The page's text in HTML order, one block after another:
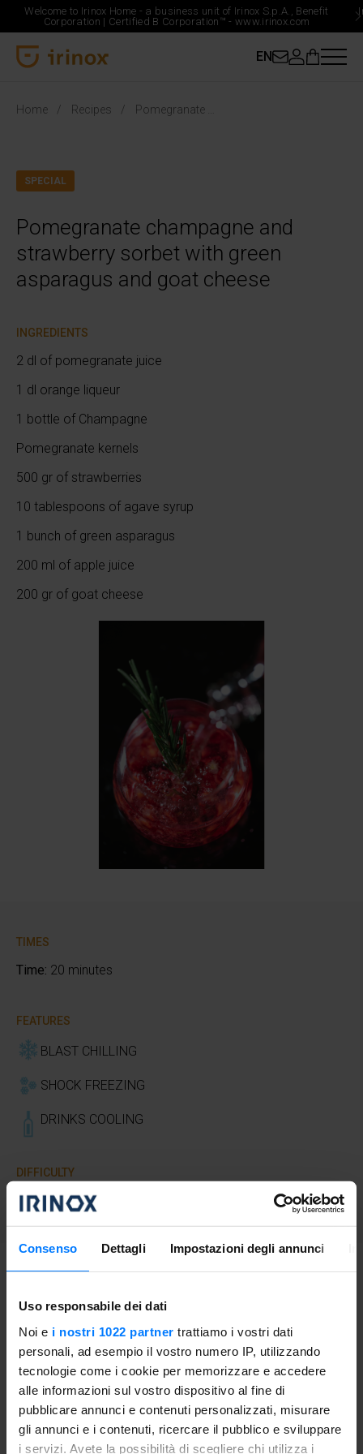
Consenso Dettagli Impostazioni degli annunci
Uso responsabile dei dati
Noi e i nostri 1022 partner trattiamo i vostri dati
personali, ad esempio il vostro numero IP, utilizzando
tecnologie come i cookie per memorizzare e accedere
alle informazioni sul vostro dispositivo al fine di
pubblicare annunci e contenuti personalizzati, misurare
gli annunci e i contenuti, ricercare il pubblico e sviluppare
i servizi. Avete la possibilità di scegliere chi utilizza i
Welcome to Irinox Home - a business unit of Irinox S.p.A., Benefit
Corporation | Certified B Corporation™ - www.irinox.com
EN
Home Recipes
SPECIAL
Pomegranate champagne and
strawberry sorbet with green
asparagus and goat cheese
INGREDIENTS
2 dl of pomegranate juice
1 dl orange liqueur
1 bottle of Champagne
Pomegranate kernels
500 gr of strawberries
10 tablespoons of agave syrup
1 bunch of green asparagus
200 ml of apple juice
200 gr of goat cheese
TIMES
Time: 20 minutes
FEATURES
BLAST CHILLING
SHOCK FREEZING
DRINKS COOLING
DIFFICULTY
Easy
Mix pomegranate juice with liqueur in a carafe orange and
divide them into 8 flutes. Fill the Champagne glasses and
complete with pomegranate grains as decoration. Insert
the glasses in the blast chiller withthe function of cooling
drinksfor about twenty minutes so as to serve them well
cold.